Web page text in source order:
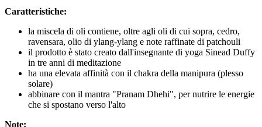
Caratteristiche:
la miscela di oli contiene, oltre agli oli di cui sopra, cedro,
ravensara, olio di ylang-ylang e note raffinate di patchouli
il prodotto è stato creato dall'insegnante di yoga Sinead Duffy
in tre anni di meditazione
ha una elevata affinità con il chakra della manipura (plesso
solare)
abbinare con il mantra "Pranam Dhehi", per nutrire le energie
che si spostano verso l'alto
Note: